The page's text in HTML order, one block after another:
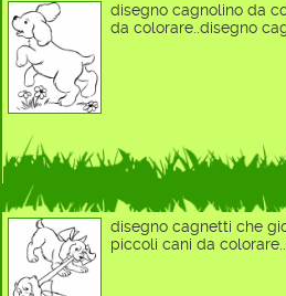
disegno cagnolino da
da colorare..disegno
disegno cagnetti che
piccoli cani da